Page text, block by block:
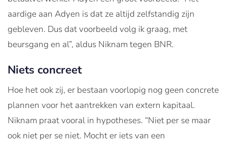
aardige aan Adyen is dat ze altijd zelfstandig zijn
gebleven. Dus dat voorbeeld volg ik graag, met
beursgang en al”, aldus Niknam tegen BNR.
Niets concreet
Hoe het ook zij, er bestaan voorlopig nog geen concrete
plannen voor het aantrekken van extern kapitaal.
Niknam praat vooral in hypotheses. “Niet per se maar
ook niet per se niet. Mocht er iets van een